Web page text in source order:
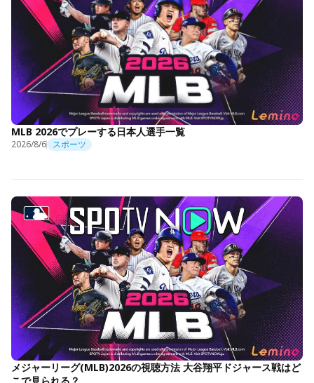
MLB 2026でプレーする日本人選手一覧
2026/8/6 スポーツ
メジャーリーグ(MLB)2026の視聴方法 大谷翔平ドジャース戦はど